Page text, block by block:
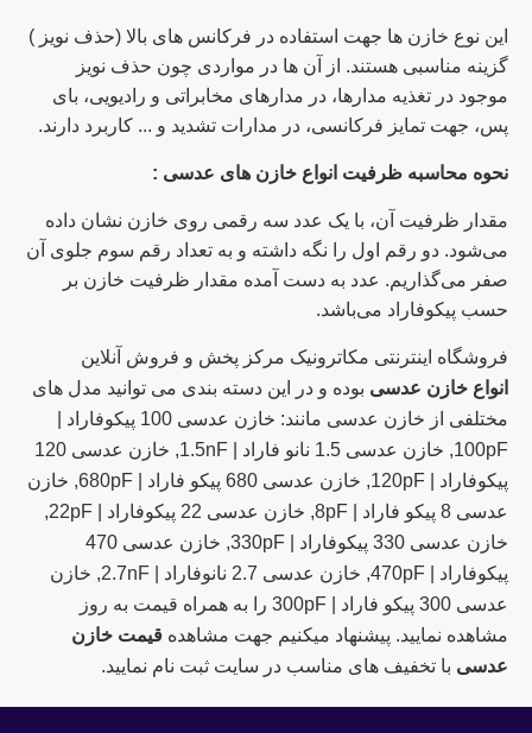
این نوع خازن ها جهت استفاده در فرکانس های بالا (حذف نویز )
گزینه مناسبی هستند. از آن ها در مواردی چون حذف نویز
موجود در تغذیه مدارها، در مدارهای مخابراتی و رادیویی، بای
پس، جهت تمایز فرکانسی، در مدارات تشدید و ... کاربرد دارند.
نحوه محاسبه ظرفیت انواع خازن های عدسی :
مقدار ظرفیت آن، با یک عدد سه رقمی روی خازن نشان داده
می‌شود. دو رقم اول را نگه داشته و به تعداد رقم سوم جلوی آن
صفر می‌گذاریم. عدد به دست آمده مقدار ظرفیت خازن بر
حسب پیکوفاراد می‌باشد.
فروشگاه اینترنتی مکاترونیک مرکز پخش و فروش آنلاین
انواع خازن عدسی بوده و در این دسته بندی می توانید مدل های
مختلفی از خازن عدسی مانند: خازن عدسی 100 پیکوفاراد |
100pF, خازن عدسی 1.5 نانو فاراد | 1.5nF, خازن عدسی 120
پیکوفاراد | 120pF, خازن عدسی 680 پیکو فاراد | 680pF, خازن
عدسی 8 پیکو فاراد | 8pF, خازن عدسی 22 پیکوفاراد | 22pF,
خازن عدسی 330 پیکوفاراد | 330pF, خازن عدسی 470
پیکوفاراد | 470pF, خازن عدسی 2.7 نانوفاراد | 2.7nF, خازن
عدسی 300 پیکو فاراد | 300pF را به همراه قیمت به روز
مشاهده نمایید. پیشنهاد میکنیم جهت مشاهده قیمت خازن
عدسی با تخفیف های مناسب در سایت ثبت نام نمایید.